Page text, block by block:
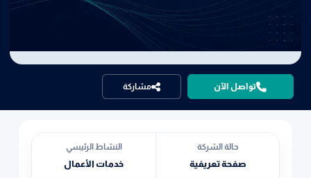
تواصل الآن مشاركة
حالة الشركة
صفحة تعريفية
النشاط الرئيسي
خدمات الأعمال